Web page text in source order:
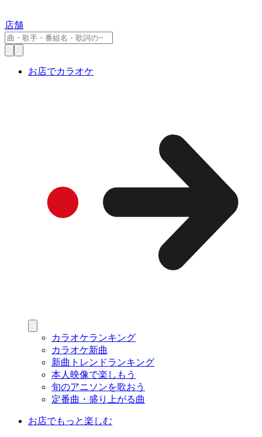
店舗
お店でカラオケ
カラオケランキング
カラオケ新曲
新曲トレンドランキング
本人映像で楽しもう
旬のアニソンを歌おう
定番曲・盛り上がる曲
お店でもっと楽しむ